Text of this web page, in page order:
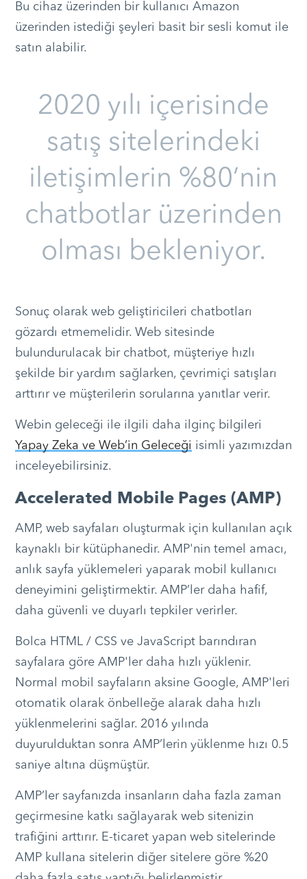
Bu cihaz üzerinden bir kullanıcı Amazon
üzerinden istediği şeyleri basit bir sesli komut ile
satın alabilir.
2020 yılı içerisinde
satış sitelerindeki
iletişimlerin %80’nin
chatbotlar üzerinden
olması bekleniyor.
Sonuç olarak web geliştiricileri chatbotları
gözardı etmemelidir. Web sitesinde
bulundurulacak bir chatbot, müşteriye hızlı
şekilde bir yardım sağlarken, çevrimiçi satışları
arttırır ve müşterilerin sorularına yanıtlar verir.
Webin geleceği ile ilgili daha ilginç bilgileri
Yapay Zeka ve Web’in Geleceği isimli yazımızdan
inceleyebilirsiniz.
Accelerated Mobile Pages (AMP)
AMP, web sayfaları oluşturmak için kullanılan açık
kaynaklı bir kütüphanedir. AMP'nin temel amacı,
anlık sayfa yüklemeleri yaparak mobil kullanıcı
deneyimini geliştirmektir. AMP’ler daha hafif,
daha güvenli ve duyarlı tepkiler verirler.
Bolca HTML / CSS ve JavaScript barındıran
sayfalara göre AMP'ler daha hızlı yüklenir.
Normal mobil sayfaların aksine Google, AMP'leri
otomatik olarak önbelleğe alarak daha hızlı
yüklenmelerini sağlar. 2016 yılında
duyurulduktan sonra AMP’lerin yüklenme hızı 0.5
saniye altına düşmüştür.
AMP’ler sayfanızda insanların daha fazla zaman
geçirmesine katkı sağlayarak web sitenizin
trafiğini arttırır. E-ticaret yapan web sitelerinde
AMP kullana sitelerin diğer sitelere göre %20